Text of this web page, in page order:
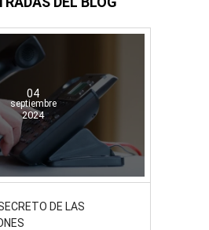
04
septiembre
2024
DE LAS